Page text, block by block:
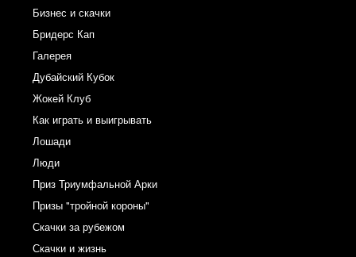
Бизнес и скачки
Бридерс Кап
Галерея
Дубайский Кубок
Жокей Клуб
Как играть и выигрывать
Лошади
Люди
Приз Триумфальной Арки
Призы "тройной короны"
Скачки за рубежом
Скачки и жизнь